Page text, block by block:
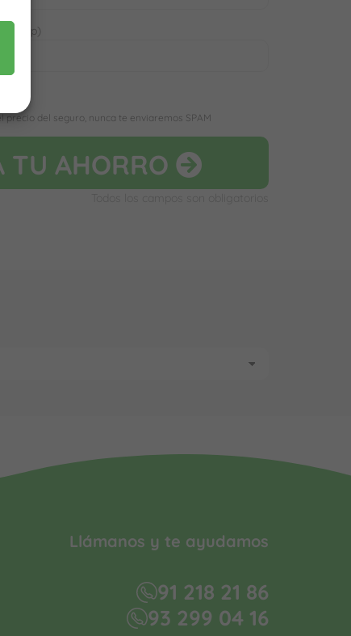
del seguro, nunca te enviaremos SPAM
TU AHORRO
Llámanos y te ayudamos
91 218 21 86
93 299 04 16